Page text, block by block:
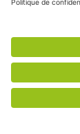
Aucun